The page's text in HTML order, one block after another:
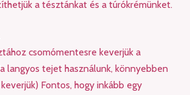
a tésztánkat és a túrókrémünket.
csomómentesre keverjük a
langyos tejet használunk, könnyebben
Fontos, hogy inkább egy